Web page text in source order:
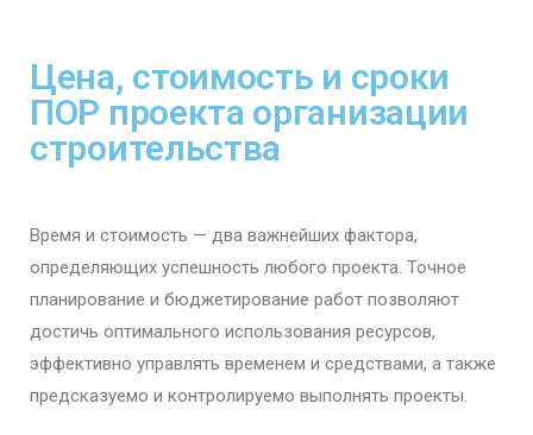
Цена, стоимость и сроки
ПОР проекта организации
строительства
Время и стоимость — два важнейших фактора,
определяющих успешность любого проекта. Точное
планирование и бюджетирование работ позволяют
достичь оптимального использования ресурсов,
эффективно управлять временем и средствами, а также
предсказуемо и контролируемо выполнять проекты.